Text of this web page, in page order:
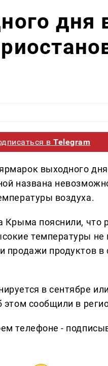
дня
вTelegram
выходного
названа
воздуха.
Крыма пояснили, что
температуры не
продажи продуктов в
в сентябре
этом сообщили в
телефоне -